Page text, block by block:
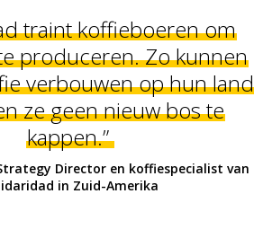
traint koffieboeren om
produceren. Zo kunnen
verbouwen op hun land
ze geen nieuw bos te
kappen.”
Director en koffiespecialist van
in Zuid-Amerika